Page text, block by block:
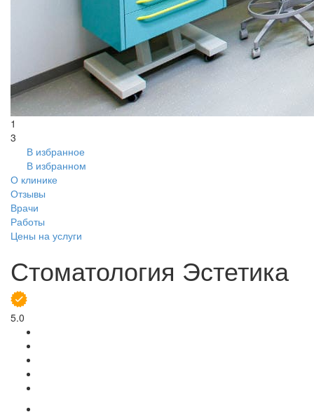
1
3
В избранное
В избранном
О клинике
Отзывы
Врачи
Работы
Цены на услуги
Стоматология Эстетика
5.0